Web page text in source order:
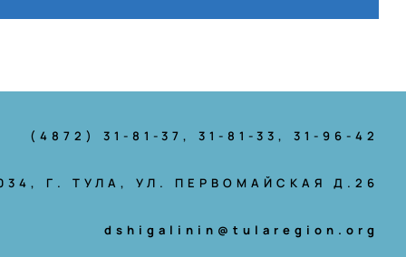
(4872) 31-81-37, 31-81-33, 31-96-42
Г. ТУЛА, УЛ. ПЕРВОМАЙСКАЯ Д.26
dshigalinin@tularegion.org